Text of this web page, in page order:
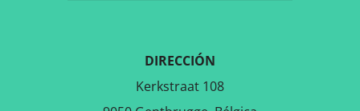
DIRECCIÓN
Kerkstraat 108